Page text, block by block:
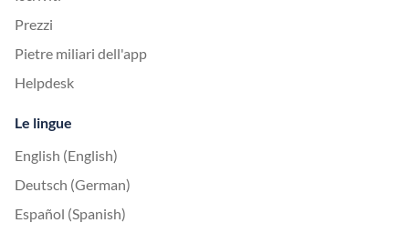
Prezzi
Pietre miliari dell'app
Helpdesk
Le lingue
English (English)
Deutsch (German)
Español (Spanish)